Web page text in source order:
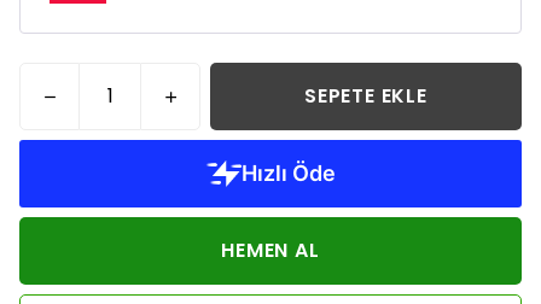
SEPETE EKLE
HEMEN AL